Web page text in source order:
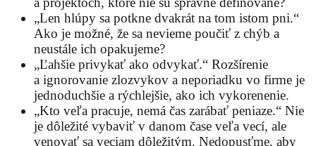
„Len hlúpy sa potkne dvakrát na tom istom pni.“
Ako je možné, že sa nevieme poučiť z chýb a
neustále ich opakujeme?
„Ľahšie privykať ako odvykať.“ Rozšírenie
a ignorovanie zlozvykov a neporiadku vo firme je
jednoduchšie a rýchlejšie, ako ich vykorenenie.
„Kto veľa pracuje, nemá čas zarábať peniaze.“ Nie
je dôležité vybaviť v danom čase veľa vecí, ale
venovať sa veciam dôležitým. Nedopusťme, aby